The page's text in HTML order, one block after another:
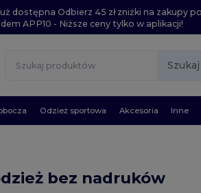
dostępna Odbierz 45 zł zniżki na zakupy
APP10 - Niższe ceny tylko w aplikacji!
Szukaj
Odzież sportowa Akcesoria Inne
bez nadruków